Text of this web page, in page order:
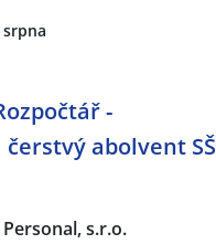
-
čerstvý abolvent SŠ
s.r.o.